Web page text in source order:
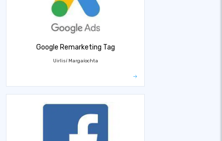
Google Remarketing Tag
Uirlisí Margaíochta